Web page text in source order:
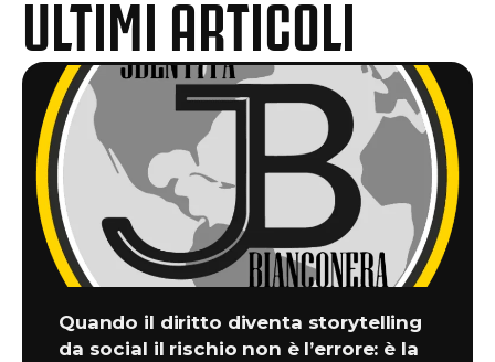
ULTIMI ARTICOLI
Quando il diritto diventa storytelling
da social il rischio non è l’errore: è la